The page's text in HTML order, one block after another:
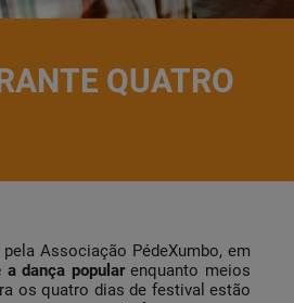
QUATRO
pela Associação PédeXumbo, em
a dança popularenquanto meios
os quatro dias de festival estão